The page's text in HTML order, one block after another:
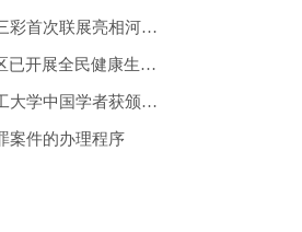
我国五省十窑唐三彩首次联展亮相河南郑州
全国超过96%县区已开展全民健康生活方式行动
瑞典查尔姆斯理工大学中国学者获颁国际食品“青年科学家
案件的办理程序